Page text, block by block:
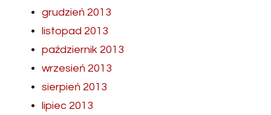
grudzień 2013
listopad 2013
październik 2013
wrzesień 2013
sierpień 2013
lipiec 2013